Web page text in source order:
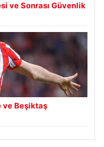
ve Sonrası Güvenlik
ve Beşiktaş